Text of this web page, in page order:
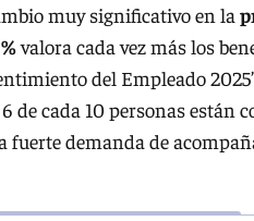
muy significativo en la
valora cada vez más los
del Empleado
de cada 10 personas están
fuerte demanda de